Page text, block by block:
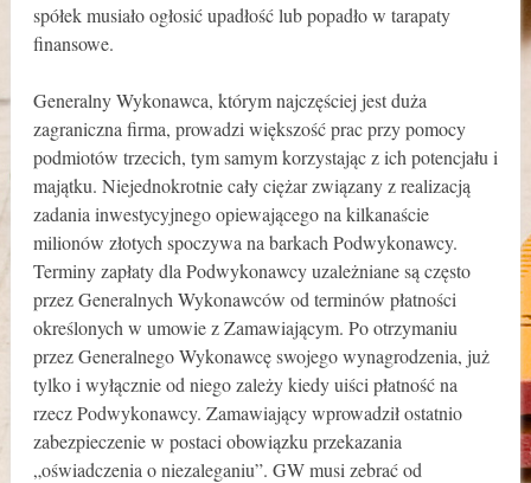
spółek musiało ogłosić upadłość lub popadło w tarapaty
finansowe.
Generalny Wykonawca, którym najczęściej jest duża
zagraniczna firma, prowadzi większość prac przy pomocy
podmiotów trzecich, tym samym korzystając z ich potencjału i
majątku. Niejednokrotnie cały ciężar związany z realizacją
zadania inwestycyjnego opiewającego na kilkanaście
milionów złotych spoczywa na barkach Podwykonawcy.
Terminy zapłaty dla Podwykonawcy uzależniane są często
przez Generalnych Wykonawców od terminów płatności
określonych w umowie z Zamawiającym. Po otrzymaniu
przez Generalnego Wykonawcę swojego wynagrodzenia, już
tylko i wyłącznie od niego zależy kiedy uiści płatność na
rzecz Podwykonawcy. Zamawiający wprowadził ostatnio
zabezpieczenie w postaci obowiązku przekazania
„oświadczenia o niezaleganiu”. GW musi zebrać od